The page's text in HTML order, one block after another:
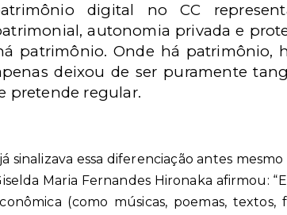
digital no CC
autonomia privada e
patrimônio. Onde há patrimônio,
deixou de ser puramente
pretende regular.
sinalizava essa diferenciação antes
Maria Fernandes Hironaka afirmou:
(como músicas, poemas,